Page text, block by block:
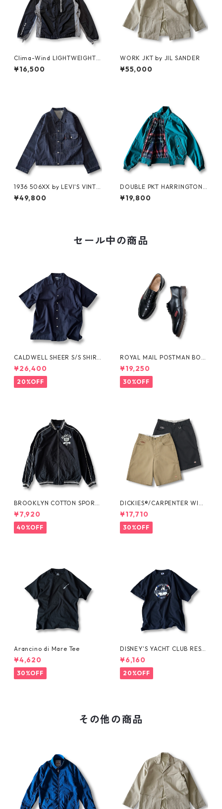
Clima-Wind LIGHTWEIGHT J
KT by SALOMON
¥16,500
WORK JKT by JIL SANDER
¥55,000
1936 506XX by LEVI'S VINTA
GE GLOTHING NO-WASH
¥49,800
DOUBLE PKT HARRINGTON J
KT by LANDS'END
¥19,800
セール中の商品
CALDWELL SHEER S/S SHIRT
by Polo Ralph Lauren
¥26,400
20%OFF
ROYAL MAIL POSTMAN BOO
TS by Dr.MARTENS
¥19,250
30%OFF
BROOKLYN COTTON SPORT
JKT by Polo Ralph Lauren
¥7,920
40%OFF
DICKIES®/CARPENTER WIDE
SHORTS -SEDAN ALL-PURPO
SE-
¥17,710
30%OFF
Arancino di Mare Tee
¥4,620
30%OFF
DISNEY'S YACHT CLUB RESO
RT Tee
¥6,160
20%OFF
その他の商品